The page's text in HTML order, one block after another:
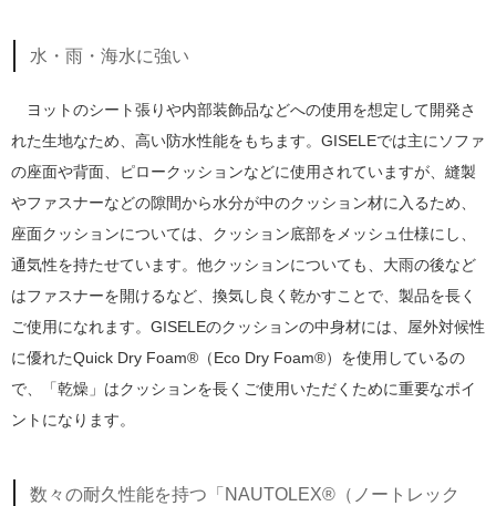
水・雨・海水に強い
ヨットのシート張りや内部装飾品などへの使用を想定して開発さ
れた生地なため、高い防水性能をもちます。GISELEでは主にソファ
の座面や背面、ピロークッションなどに使用されていますが、縫製
やファスナーなどの隙間から水分が中のクッション材に入るため、
座面クッションについては、クッション底部をメッシュ仕様にし、
通気性を持たせています。他クッションについても、大雨の後など
はファスナーを開けるなど、換気し良く乾かすことで、製品を長く
ご使用になれます。GISELEのクッションの中身材には、屋外対候性
に優れたQuick Dry Foam®（Eco Dry Foam®）を使用しているの
で、「乾燥」はクッションを長くご使用いただくために重要なポイ
ントになります。
数々の耐久性能を持つ「NAUTOLEX®（ノートレック